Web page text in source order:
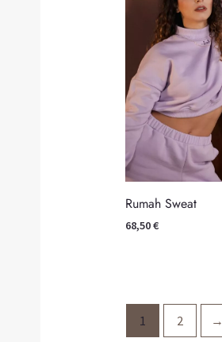
Rumah Sweat
68,50€
1 2 →